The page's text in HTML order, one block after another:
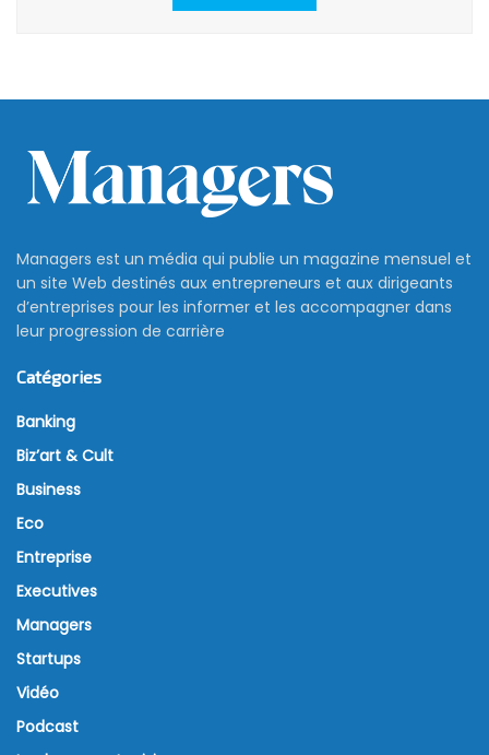
Managers est un média qui publie un magazine mensuel et
un site Web destinés aux entrepreneurs et aux dirigeants
d’entreprises pour les informer et les accompagner dans
leur progression de carrière
Catégories
Banking
Biz’art & Cult
Business
Eco
Entreprise
Executives
Managers
Startups
Vidéo
Podcast